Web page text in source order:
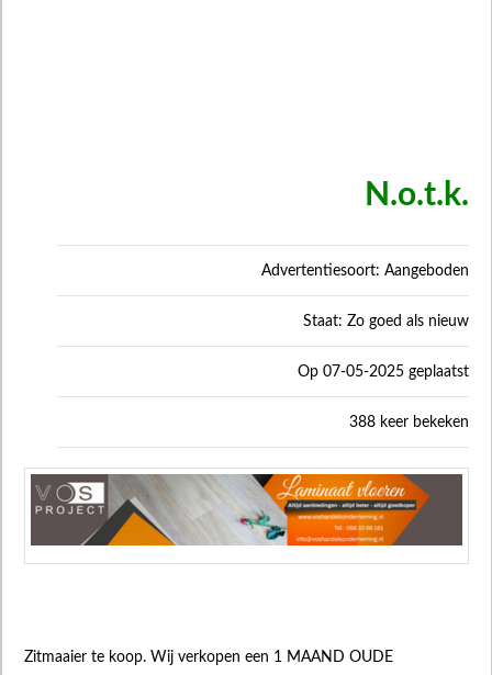
N.o.t.k.
Advertentiesoort: Aangeboden
Staat: Zo goed als nieuw
Op 07-05-2025 geplaatst
388 keer bekeken
Zitmaaier te koop. Wij verkopen een 1 MAAND OUDE